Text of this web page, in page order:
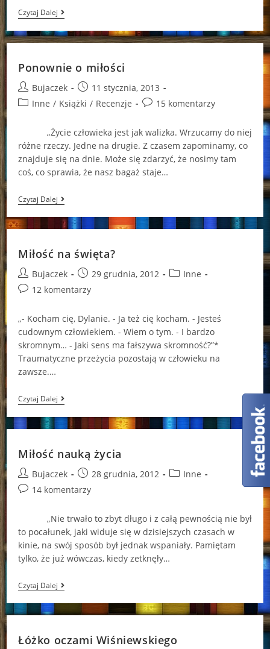
Czytaj DalejPonad
Czasem
Ponownie o miłości
Post
author:
Bujaczek
Post
published:
11 stycznia, 2013
PostInne / Książki / Recenzje
Post15 komentarzy
„Życie człowieka jest jak walizka. Wrzucamy do niej
różne rzeczy. Jedne na drugie. Z czasem zapominamy, co
znajduje się na dnie. Może się zdarzyć, że nosimy tam
coś, co sprawia, że nasz bagaż staje…
Czytaj DalejPonownie
O
Miłości
Miłość na święta?
Post
author:
Bujaczek
Post
published:
29 grudnia, 2012
PostInne
Post12 komentarzy
„- Kocham cię, Dylanie. - Ja też cię kocham. - Jesteś
cudownym człowiekiem. - Wiem o tym. - I bardzo
skromnym… - Jaki sens ma fałszywa skromność?”*
Traumatyczne przeżycia pozostają w człowieku na
zawsze.…
Czytaj DalejMiłość
Na
Święta?
Miłość nauką życia
Post
author:
Bujaczek
Post
published:
28 grudnia, 2012
PostInne
Post14 komentarzy
„Nie trwało to zbyt długo i z całą pewnością nie był
to pocałunek, jaki widuje się w dzisiejszych czasach w
kinie, na swój sposób był jednak wspaniały. Pamiętam
tylko, że już wówczas, kiedy zetknęły…
Czytaj DalejMiłość
Nauką
Życia
Łóżko oczami Wiśniewskiego